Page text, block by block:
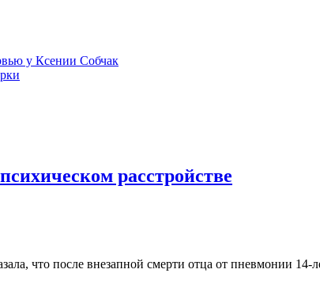
у Ксении Собчак
расстройстве
что после внезапной смерти отца от пневмонии 14-